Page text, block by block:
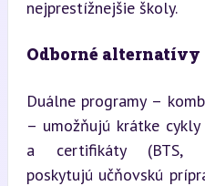
nejprestížnejšie školy.
Odborné alternatívy
Duálne programy –
– umožňujú krátke
a certifikáty (BTS,
poskytujú učňovskú